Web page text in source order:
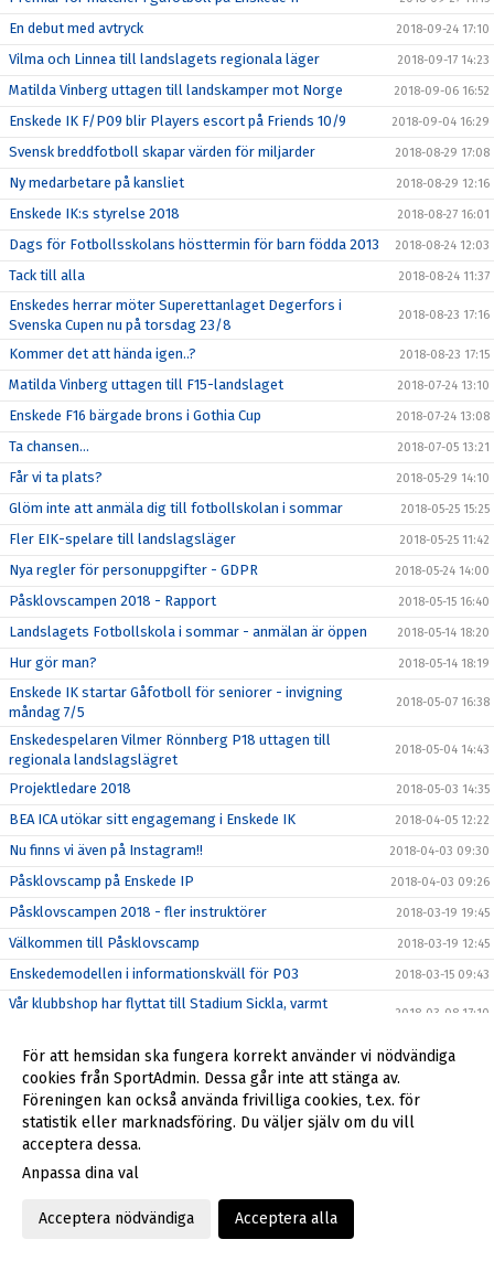
En debut med avtryck 2018-09-24 17:10
Vilma och Linnea till landslagets regionala läger 2018-09-17 14:23
Matilda Vinberg uttagen till landskamper mot Norge 2018-09-06 16:52
Enskede IK F/P09 blir Players escort på Friends 10/9 2018-09-04 16:29
Svensk breddfotboll skapar värden för miljarder 2018-08-29 17:08
Ny medarbetare på kansliet 2018-08-29 12:16
Enskede IK:s styrelse 2018 2018-08-27 16:01
Dags för Fotbollsskolans hösttermin för barn födda 2013 2018-08-24 12:03
Tack till alla 2018-08-24 11:37
Enskedes herrar möter Superettanlaget Degerfors i
Svenska Cupen nu på torsdag 23/8
2018-08-23 17:16
Kommer det att hända igen..? 2018-08-23 17:15
Matilda Vinberg uttagen till F15-landslaget 2018-07-24 13:10
Enskede F16 bärgade brons i Gothia Cup 2018-07-24 13:08
Ta chansen... 2018-07-05 13:21
Får vi ta plats? 2018-05-29 14:10
Glöm inte att anmäla dig till fotbollskolan i sommar 2018-05-25 15:25
Fler EIK-spelare till landslagsläger 2018-05-25 11:42
Nya regler för personuppgifter - GDPR 2018-05-24 14:00
Påsklovscampen 2018 - Rapport 2018-05-15 16:40
Landslagets Fotbollskola i sommar - anmälan är öppen 2018-05-14 18:20
Hur gör man? 2018-05-14 18:19
Enskede IK startar Gåfotboll för seniorer - invigning
måndag 7/5
2018-05-07 16:38
Enskedespelaren Vilmer Rönnberg P18 uttagen till
regionala landslagslägret
2018-05-04 14:43
Projektledare 2018 2018-05-03 14:35
BEA ICA utökar sitt engagemang i Enskede IK 2018-04-05 12:22
Nu finns vi även på Instagram!! 2018-04-03 09:30
Påsklovscamp på Enskede IP 2018-04-03 09:26
Påsklovscampen 2018 - fler instruktörer 2018-03-19 19:45
Välkommen till Påsklovscamp 2018-03-19 12:45
Enskedemodellen i informationskväll för P03 2018-03-15 09:43
Vår klubbshop har flyttat till Stadium Sickla, varmt
2018-03-08 17:10
Spela Gå-Fotboll! 2018-02-26 13:05
Årsmötet 21 februari
Enskede IK verksamhetsberättelse 2017 2018-02-17 11:42
Enskedespelare uttagen till landslagsläger
Motioner årsmöte 2018
Nomineringar till Enskede IK:s styrelse 2018
För att hemsidan ska fungera korrekt använder vi nödvändiga
cookies från SportAdmin. Dessa går inte att stänga av.
Föreningen kan också använda frivilliga cookies, t.ex. för
statistik eller marknadsföring. Du väljer själv om du vill
acceptera dessa.
Anpassa dina val
Acceptera nödvändiga Acceptera alla